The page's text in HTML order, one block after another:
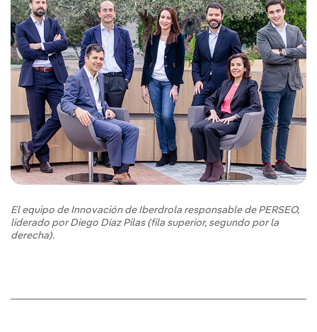
El equipo de Innovación de Iberdrola responsable de PERSEO,
liderado por Diego Díaz Pilas (fila superior, segundo por la
derecha).